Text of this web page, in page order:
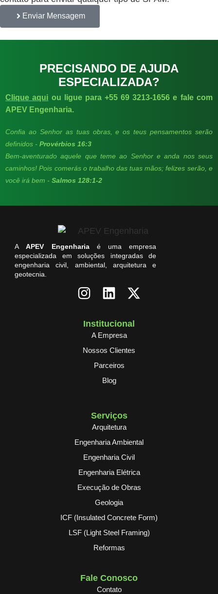
Enviar Mensagem
PRECISANDO DE AJUDA
ESPECIALIZADA?
Clique aqui ou ligue para +55 69 3213-1656 e fale com
APEV Engenharia.
Confia ao Senhor as tuas obras, e os teus pensamentos serão
definidos -Provérbios 16:3
Bem-aventurado aquele que teme ao Senhor e anda nos seus
caminhos! Pois comerás o trabalho das tuas mãos; felizes serão, e
você irá bem -Salmos 128:1-2
AAPEV Engenhariaé uma empresa
especializada em soluções integradas de
engenharia civil, ambiental, arquitetura e
geotecnia.
Institucional
A Empresa
Nossos Clientes
Parceiros
Blog
Serviços
Arquitetura
Engenharia Ambiental
Engenharia Civil
Engenharia Elétrica
Execução de Obras
Geologia
ICF (Insulated Concrete Form)
LSF (Light Steel Framing)
Reformas
Fale Conosco
Contato